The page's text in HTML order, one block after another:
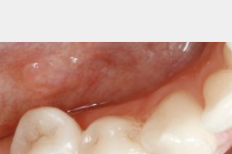
Res. 2012
study).
Maxillofac Implants 2002;